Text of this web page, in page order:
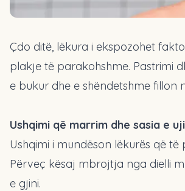
Çdo ditë, lëkura i ekspozohet
plakje të parakohshme. Pastrimi
e bukur dhe e shëndetshme fillon
Ushqimi që marrim dhe sasia e
Ushqimi i mundëson lëkurës që
Përveç kësaj mbrojtja nga dielli
e gjini.